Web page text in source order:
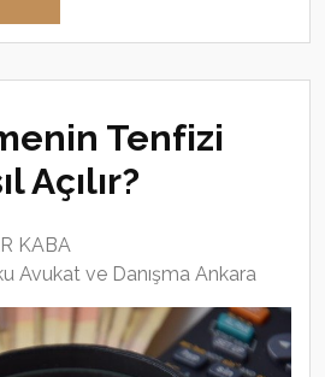
Tenfizi
Açılır?
KABA
Avukat ve Danışma Ankara